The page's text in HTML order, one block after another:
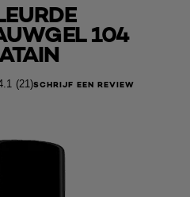
104
(21)SCHRIJF EEN REVIEW